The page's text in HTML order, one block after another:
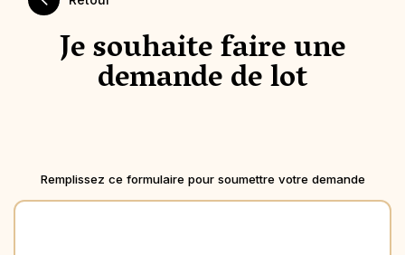
Je souhaite faire une
demande de lot
Remplissez ce formulaire pour soumettre votre demande